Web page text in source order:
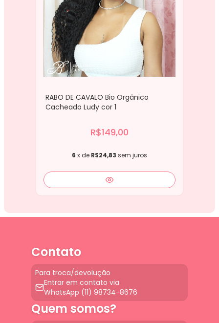
RABO DE CAVALO Bio Orgânico
Cacheado Ludy cor 1
R$149,00
6 x de R$24,83 sem juros
Contato
Para troca/devolução
Entrar em contato via
WhatsApp (11) 98734-8676
Quem somos?